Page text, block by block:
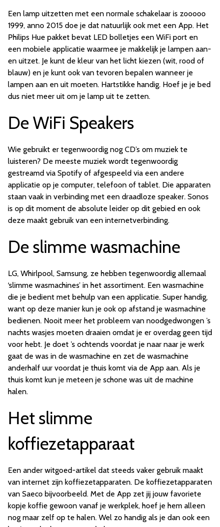
Een lamp uitzetten met een normale schakelaar is zooooo
1999, anno 2015 doe je dat natuurlijk ook met een App. Het
Philips Hue pakket bevat LED bolletjes een WiFi port en
een mobiele applicatie waarmee je makkelijk je lampen aan-
en uitzet. Je kunt de kleur van het licht kiezen (wit, rood of
blauw) en je kunt ook van tevoren bepalen wanneer je
lampen aan en uit moeten. Hartstikke handig. Hoef je je bed
dus niet meer uit om je lamp uit te zetten.
De WiFi Speakers
Wie gebruikt er tegenwoordig nog CD’s om muziek te
luisteren? De meeste muziek wordt tegenwoordig
gestreamd via Spotify of afgespeeld via een andere
applicatie op je computer, telefoon of tablet. Die apparaten
staan vaak in verbinding met een draadloze speaker. Sonos
is op dit moment de absolute leider op dit gebied en ook
deze maakt gebruik van een internetverbinding.
De slimme wasmachine
LG, Whirlpool, Samsung, ze hebben tegenwoordig allemaal
‘slimme wasmachines’ in het assortiment. Een wasmachine
die je bedient met behulp van een applicatie. Super handig,
want op deze manier kun je ook op afstand je wasmachine
bedienen. Nooit meer het probleem van noodgedwongen ’s
nachts wasjes moeten draaien omdat je er overdag geen tijd
voor hebt. Je doet ’s ochtends voordat je naar naar je werk
gaat de was in de wasmachine en zet de wasmachine
anderhalf uur voordat je thuis komt via de App aan. Als je
thuis komt kun je meteen je schone was uit de machine
halen.
Het slimme
koffiezetapparaat
Een ander witgoed-artikel dat steeds vaker gebruik maakt
van internet zijn koffiezetapparaten. De koffiezetapparaten
van Saeco bijvoorbeeld. Met de App zet jij jouw favoriete
kopje koffie gewoon vanaf je werkplek, hoef je hem alleen
nog maar zelf op te halen. Wel zo handig als je dan ook een